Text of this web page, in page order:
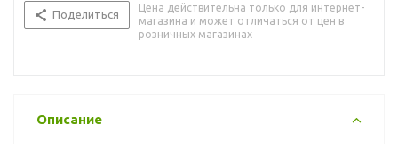
Поделиться
Цена действительна только для интернет-
магазина и может отличаться от цен в
розничных магазинах
Описание